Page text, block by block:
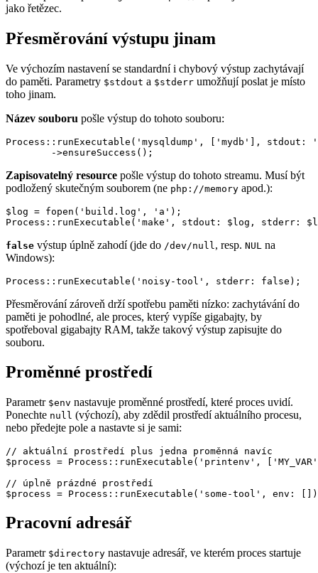
jako řetězec.
Přesměrování výstupu jinam
Ve výchozím nastavení se standardní i chybový výstup zachytávají
do paměti. Parametry $stdout a $stderr umožňují poslat je místo
toho jinam.
Název souboru pošle výstup do tohoto souboru:
Process::runExecutable('mysqldump', ['mydb'], stdout:
Zapisovatelný resource pošle výstup do tohoto streamu. Musí být
podložený skutečným souborem (ne php://memory apod.):
$log = fopen('build.log', 'a');
false výstup úplně zahodí (jde do /dev/null , resp. NUL na
Windows):
Přesměrování zároveň drží spotřebu paměti nízko: zachytávání do
paměti je pohodlné, ale proces, který vypíše gigabajty, by
spotřeboval gigabajty RAM, takže takový výstup zapisujte do
souboru.
Proměnné prostředí
Parametr $env nastavuje proměnné prostředí, které proces uvidí.
Ponechte null (výchozí), aby zdědil prostředí aktuálního procesu,
nebo předejte pole a nastavte si je sami:
// aktuální prostředí plus jedna proměnná navíc
$process = Process::runExecutable('printenv',
// úplně prázdné prostředí
Pracovní adresář
Parametr $directory nastavuje adresář, ve kterém proces startuje
(výchozí je ten aktuální):